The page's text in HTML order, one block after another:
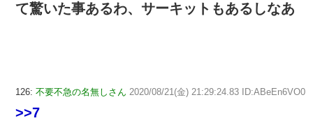
て驚いた事あるわ、サーキットもあるしなあ
126: 不要不急の名無しさん 2020/08/21(金) 21:29:24.83 ID:ABeEn6VO0
>>7